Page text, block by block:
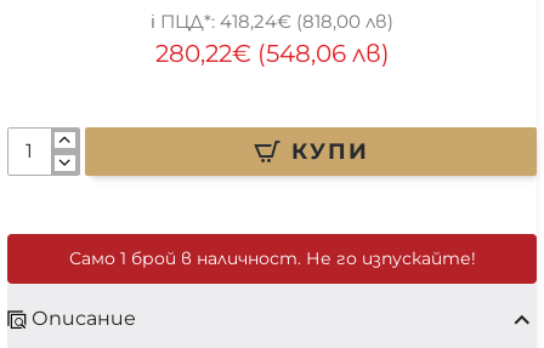
280,22€ (548,06 лв)
418,24€ (818,00 лв)
КУПИ
Описание
Само 1 брой в наличност. Не го изпускайте!